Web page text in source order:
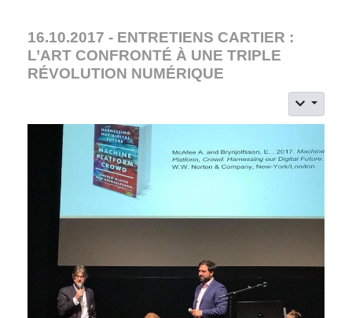
16.10.2017 - ENTRETIENS CARTIER :
L’ART CONFRONTÉ À UNE TRIPLE
RÉVOLUTION NUMÉRIQUE